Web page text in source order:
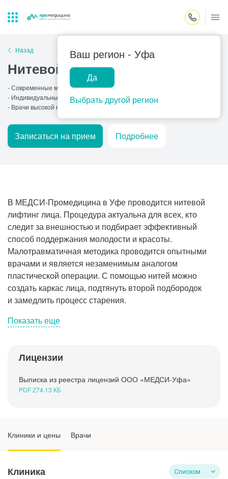
Ваш регион - Уфа
Да
Выбрать другой регион
Лабораторная
диагностика
ПроМедицина
онлайн
Центр помощи
Закрыть поиск
Популярные запросы
Прием врача-гинеколога
УЗИ
Консультация врача-педиатра
Прием врача-стоматолога
Прием врача-кардиолога
Рентгенология
Назад
Нитевой лифтинг лица
- Современные материалы
- Индивидуальный подход
- Врачи высокой квалификации
Записаться на прием Подробнее
В МЕДСИ-Промедицина в Уфе проводится нитевой
лифтинг лица. Процедура актуальна для всех, кто
следит за внешностью и подбирает эффективный
способ поддержания молодости и красоты.
Малотравматичная методика проводится опытными
врачами и является незаменимым аналогом
пластической операции. С помощью нитей можно
создать каркас лица, подтянуть второй подбородок
и замедлить процесс старения.
Преимущества метода нитевого лифтинга
О нитях APTOS
лица
лифтинга лица в МЕДСИ-Промедицина
Показать еще
Лицензии
Выписка из реестра лицензий ООО «МЕДСИ-Уфа»
PDF 274.13 КБ
Клиники и цены Врачи
Клиника Списком